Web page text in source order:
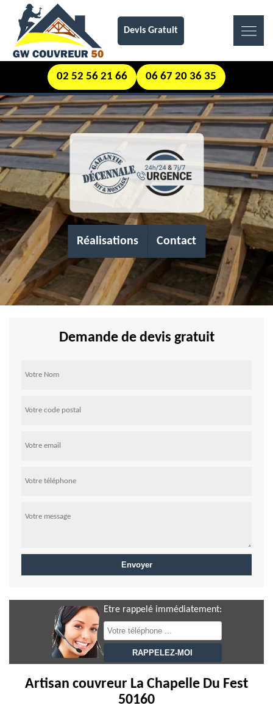
Devis Gratuit
02 52 56 21 66 06 67 20 36 35
Réalisations Contact
Demande de devis gratuit
Etre rappelé immédiatement:
Artisan couvreur La Chapelle Du Fest
50160